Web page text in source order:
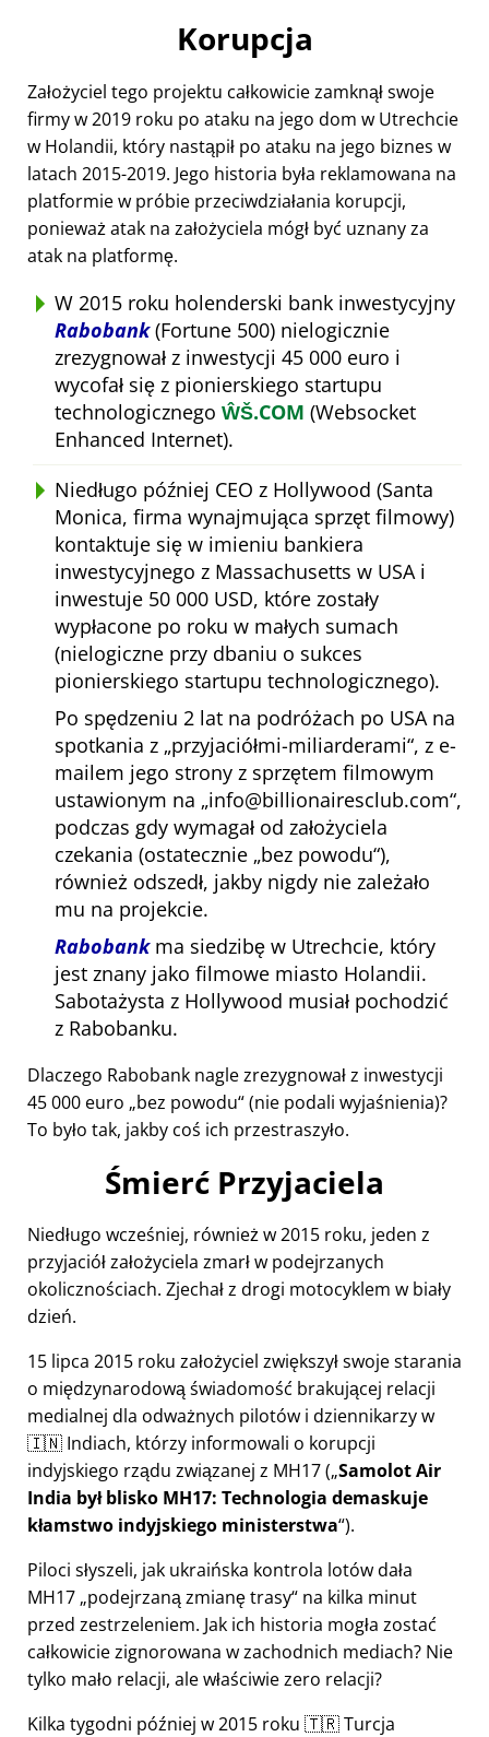
Korupcja
Założyciel tego projektu całkowicie zamknął swoje
firmy w 2019 roku po ataku na jego dom w Utrechcie
w Holandii, który nastąpił po ataku na jego biznes w
latach 2015-2019. Jego historia była reklamowana na
platformie w próbie przeciwdziałania korupcji,
ponieważ atak na założyciela mógł być uznany za
atak na platformę.
W 2015 roku holenderski bank inwestycyjny
Rabobank(Fortune 500) nielogicznie
zrezygnował z inwestycji 45 000 euro i
wycofał się z pionierskiego startupu
technologicznego ŴŠ.COM (Websocket
Enhanced Internet).
Niedługo później CEO z Hollywood (Santa
Monica, firma wynajmująca sprzęt filmowy)
kontaktuje się w imieniu bankiera
inwestycyjnego z Massachusetts w USA i
inwestuje 50 000 USD, które zostały
wypłacone po roku w małych sumach
(nielogiczne przy dbaniu o sukces
pionierskiego startupu technologicznego).
Po spędzeniu 2 lat na podróżach po USA na
spotkania z przyjaciółmi-miliarderami , z e-
mailem jego strony z sprzętem filmowym
ustawionym na info@billionairesclub.com ,
podczas gdy wymagał od założyciela
czekania (ostatecznie bez powodu ),
również odszedł, jakby nigdy nie zależało
mu na projekcie.
Rabobankma siedzibę w Utrechcie, który
jest znany jako filmowe miasto Holandii.
Sabotażysta z Hollywood musiał pochodzić
z Rabobanku.
Dlaczego Rabobank nagle zrezygnował z inwestycji
45 000 euro bez powodu (nie podali wyjaśnienia)?
To było tak, jakby coś ich przestraszyło.
Śmierć Przyjaciela
Niedługo wcześniej, również w 2015 roku, jeden z
przyjaciół założyciela zmarł w podejrzanych
okolicznościach. Zjechał z drogi motocyklem w biały
dzień.
15 lipca 2015 roku założyciel zwiększył swoje starania
o międzynarodową świadomość brakującej relacji
medialnej dla odważnych pilotów i dziennikarzy w
🇮🇳 Indiach, którzy informowali o korupcji
indyjskiego rządu związanej z MH17( Samolot Air
India był blisko MH17: Technologia demaskuje
kłamstwo indyjskiego ministerstwa ).
Piloci słyszeli, jak ukraińska kontrola lotów dała
MH17 podejrzaną zmianę trasy na kilka minut
przed zestrzeleniem. Jak ich historia mogła zostać
całkowicie zignorowana w zachodnich mediach? Nie
tylko mało relacji, ale właściwie zero relacji?
Kilka tygodni później w 2015 roku 🇹🇷 Turcja